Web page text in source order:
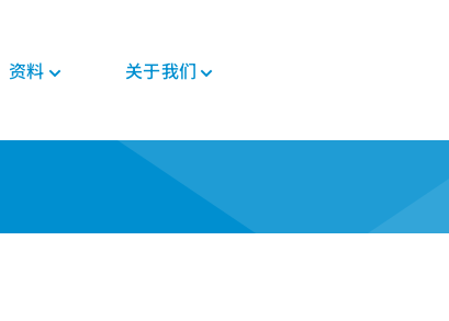
PEEK 纤维
齿轮解决方案
威格斯电机解决方案
家用电器
资料
手册
MSDS
关于我们